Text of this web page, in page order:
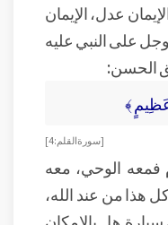
عدل، الإيمان
على النبي عليه
الحسن:
﴾
[ سورة القلم: 4 ]
فمعه الوحي، معه
هذا من عند الله،